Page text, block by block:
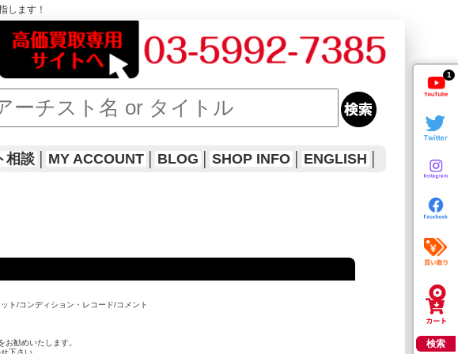
します！
1
検索
相談 MY ACCOUNT BLOG SHOP INFO ENGLISH
ト/コンディション・レコード/コメント
勧めいたします。
下さい。